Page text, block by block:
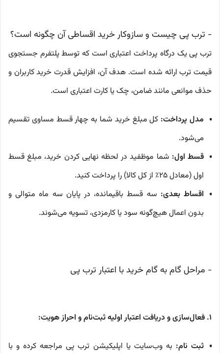
- ترب پی چیست و سازوکار خرید اقساطی آن چگونه است؟
ترب پی یک درگاه پرداخت اعتباری است که توسط پلتفرم جستجوی
قیمت ترب ارائه شده است. هدف آن، افزایش قدرت خرید کاربران و
حذف موانعی مانند ضامن، چک یا کارت اعتباری است.
مدل پرداخت: کل مبلغ خرید شما به چهار قسط مساوی تقسیم
می‌شود.
قسط اول: شما موظفید در لحظه نهایی کردن خرید، مبلغ قسط
اول (معادل ۲۵٪ از کل کالا) را پرداخت کنید.
اقساط بعدی: سه قسط باقیمانده، در پایان سه ماه متوالی و
بدون اعمال هیچ‌گونه سود یا کارمزدی، تسویه می‌شوند.
- مراحل گام به گام خرید با اعتبار ترب پی
۱. فعال‌سازی و دریافت اعتبار اولیه ثبت‌نام و احراز هویت:
ثبت نام: به وب‌سایت یا اپلیکیشن ترب پی مراجعه کرده و با